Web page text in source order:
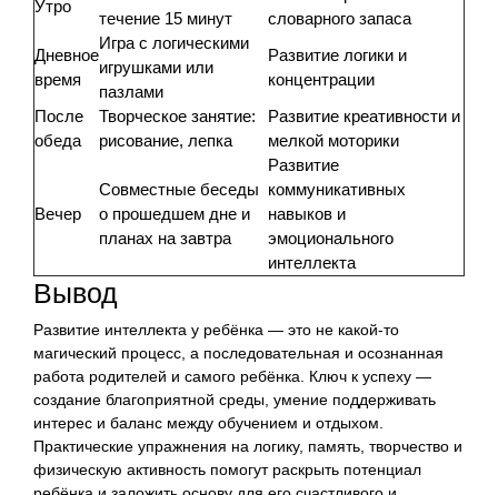
Утро
течение 15 минут
словарного запаса
Дневное
время
Игра с логическими
игрушками или
пазлами
Развитие логики и
концентрации
После
обеда
Творческое занятие:
рисование, лепка
Развитие креативности и
мелкой моторики
Вечер
Совместные беседы
о прошедшем дне и
планах на завтра
Развитие
коммуникативных
навыков и
эмоционального
интеллекта
Вывод
Развитие интеллекта у ребёнка — это не какой-то
магический процесс, а последовательная и осознанная
работа родителей и самого ребёнка. Ключ к успеху —
создание благоприятной среды, умение поддерживать
интерес и баланс между обучением и отдыхом.
Практические упражнения на логику, память, творчество и
физическую активность помогут раскрыть потенциал